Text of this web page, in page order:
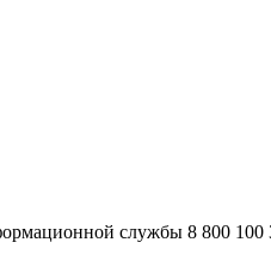
службы 8 800